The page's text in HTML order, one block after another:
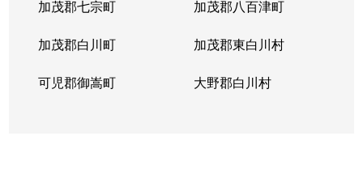
加茂郡七宗町 加茂郡八百津町
加茂郡白川町 加茂郡東白川村
可児郡御嵩町 大野郡白川村